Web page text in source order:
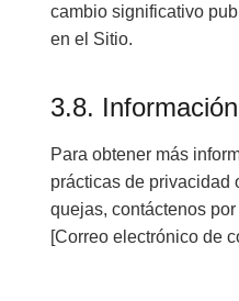
cambio significativo
en el Sitio.
3.8.
Para obtener más
prácticas de privacidad
quejas, contáctenos
[Correo electrónico de